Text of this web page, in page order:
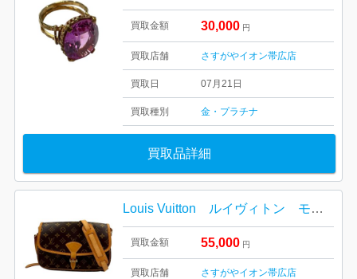
買取金額 30,000 円
買取店舗 さすがやイオン帯広店
買取日 07月21日
買取種別 金・プラチナ
買取品詳細
Louis Vuitton ルイヴィトン モノグラム ソミュール
買取金額 55,000 円
買取店舗 さすがやイオン帯広店